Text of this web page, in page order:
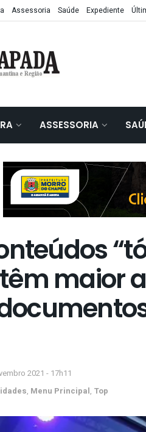
Assessoria Saúde Expediente
ASSESSORIA
maior
2021 - 17h11
, Menu Principal, Top